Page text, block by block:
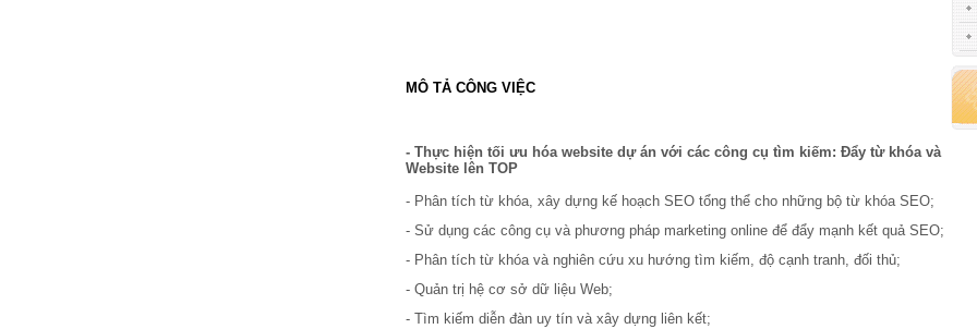
MÔ TẢ CÔNG VIỆC
- Thực hiện tối ưu hóa website dự án với các công cụ tìm kiếm: Đẩy từ khóa và
Website lên TOP
- Phân tích từ khóa, xây dựng kế hoạch SEO tổng thể cho những bộ từ khóa SEO;
- Sử dụng các công cụ và phương pháp marketing online để đẩy mạnh kết quả SEO;
- Phân tích từ khóa và nghiên cứu xu hướng tìm kiếm, độ cạnh tranh, đối thủ;
- Quản trị hệ cơ sở dữ liệu Web;
- Tìm kiếm diễn đàn uy tín và xây dựng liên kết;